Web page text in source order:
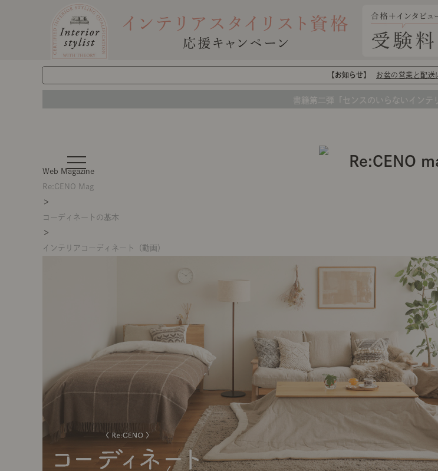
【お知らせ】 お盆の営業と配送
書籍第二弾「センスのいらないインテ
t
o
g
n
a
g
Web Magazine
Re:CENO Mag
＞
コーディネートの基本
＞
インテリアコーディネート（動画）